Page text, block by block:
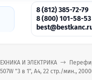
8 (812) 385-72-79
8 (800) 101-58-53
И ЭЛЕКТРИКА
"3 в 1", А4, 22 стр./мин.,